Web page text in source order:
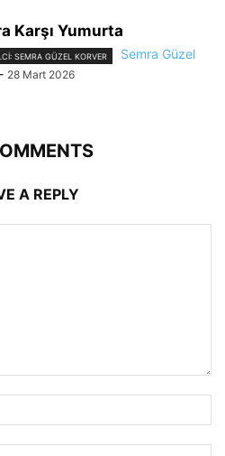
Karşı Yumurta
SEMRA GÜZEL KORVER
Semra Güzel
- 28 Mart 2026
A REPLY